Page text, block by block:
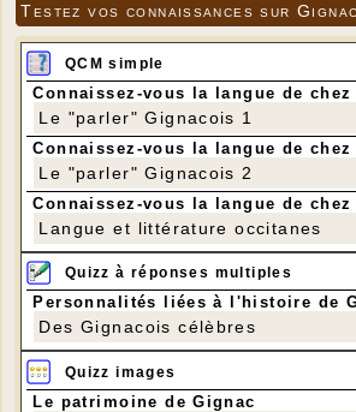
Testez vos connaissances sur Gignac
QCM simple
Connaissez-vous la langue de
Le "parler" Gignacois 1
Connaissez-vous la langue de
Le "parler" Gignacois 2
Connaissez-vous la langue de
Langue et littérature occitanes
Quizz à réponses multiples
Personnalités liées à l'histoire de
Des Gignacois célèbres
Quizz images
Le patrimoine de Gignac